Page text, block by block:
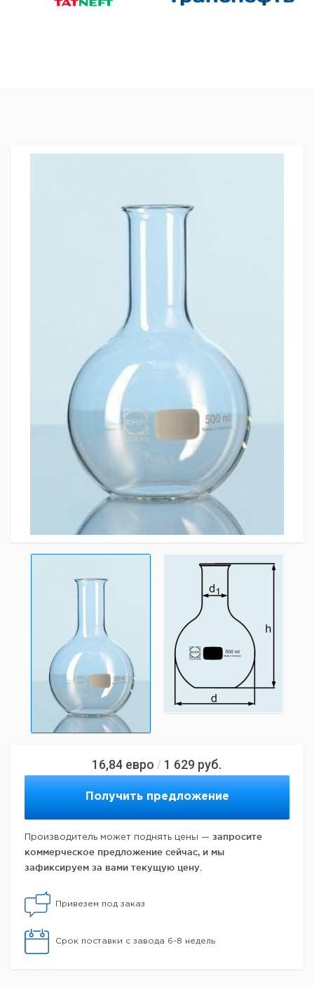
16,84 евро / 1 629 руб.
Получить предложение
Производитель может поднять цены — запросите
коммерческое предложение сейчас, и мы
зафиксируем за вами текущую цену.
Привезем под заказ
Срок поставки с завода 6-8 недель